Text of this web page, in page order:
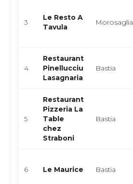
3
Le Resto A
Tavula
Morosaglia
4
Restaurant
Pinellucciu
Lasagnaria
Bastia
5
Restaurant
Pizzeria La
Table
chez
Straboni
Bastia
6 Le Maurice Bastia